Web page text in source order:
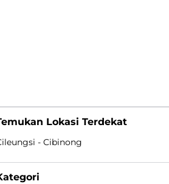
Lokasi Terdekat
- Cibinong